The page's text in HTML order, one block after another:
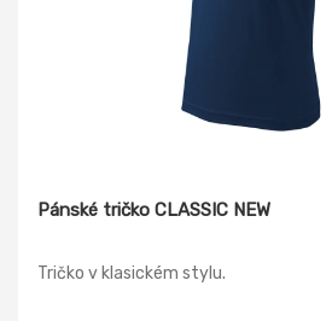
Pánské tričko CLASSIC NEW
Tričko v klasickém stylu.